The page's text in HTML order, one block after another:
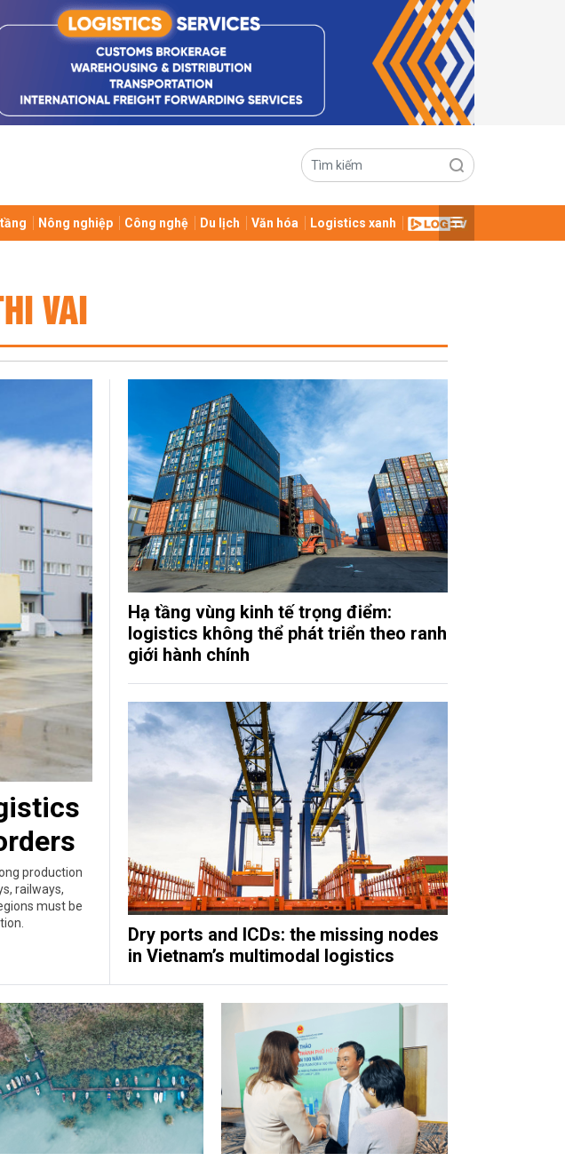
tầng Nông nghiệp Công nghệ Du lịch Văn hóa Logistics xanh
VAI
production
railways,
must be
Hạ tầng vùng kinh tế trọng điểm:
logistics không thể phát triển theo ranh
giới hành chính
Dry ports and ICDs: the missing nodes
in Vietnam’s multimodal logistics